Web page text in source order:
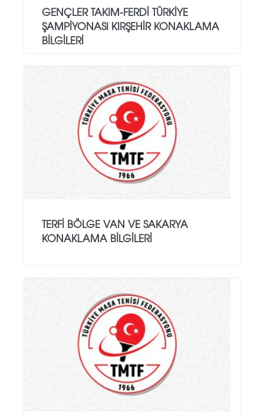
GENÇLER TAKIM-FERDİ TÜRKİYE
ŞAMPİYONASI KIRŞEHİR KONAKLAMA
BİLGİLERİ
TERFİ BÖLGE VAN VE SAKARYA
KONAKLAMA BİLGİLERİ